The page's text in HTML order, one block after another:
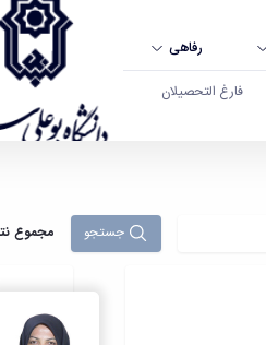
رفاهی
فارغ التحصیلان
جستجو مجموع